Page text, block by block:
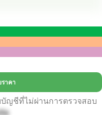
ราคา
ญชีที่ไม่ผ่านการตรวจสอบ